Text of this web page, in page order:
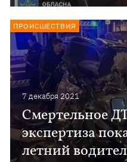
7 декабря 2021
Смертельное
экспертиза
летний
ПРОИСШЕСТВИЯ